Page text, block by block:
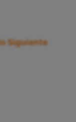
Siguiente